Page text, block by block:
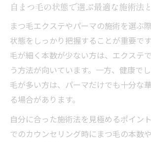
自まつ毛の状態で選ぶ最適な施術法
まつ毛エクステやパーマの施術を選ぶ
状態をしっかり把握することが重要で
毛が細く本数が少ない方は、エクステ
う方法が向いています。一方、健康で
毛が多い方は、パーマだけでも十分な
る場合があります。
自分に合った施術法を見極めるポイン
でのカウンセリング時にまつ毛の本数